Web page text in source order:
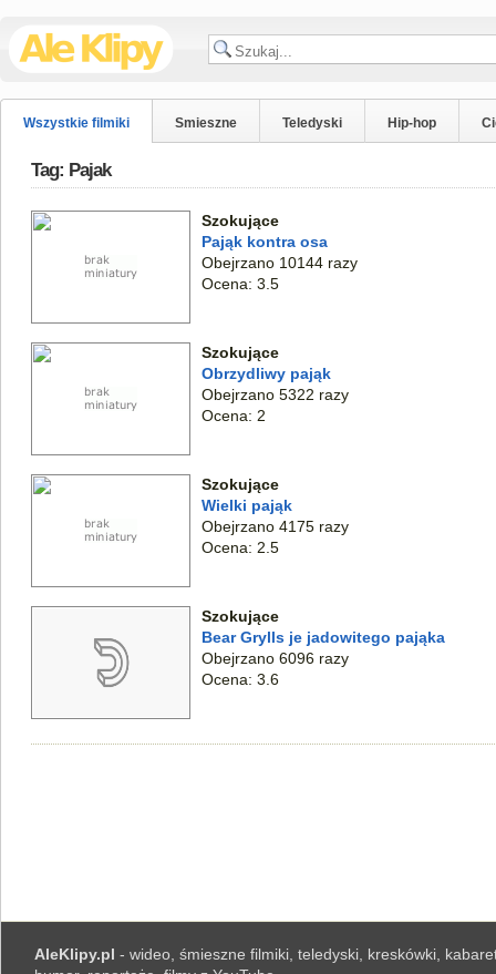
Wszystkie filmiki Smieszne Teledyski Hip-hop
Tag: Pajak
Szokujące
Pająk kontra osa
Obejrzano 10144 razy
Ocena: 3.5
Szokujące
Obrzydliwy pająk
Obejrzano 5322 razy
Ocena: 2
Szokujące
Wielki pająk
Obejrzano 4175 razy
Ocena: 2.5
Szokujące
Bear Grylls je jadowitego pająka
Obejrzano 6096 razy
Ocena: 3.6
AleKlipy.pl - wideo, śmieszne filmiki, teledyski, kreskówki,